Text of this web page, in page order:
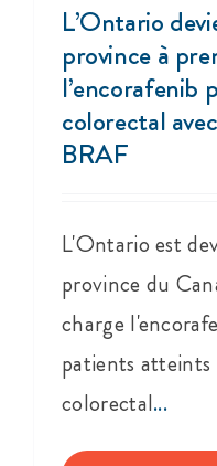
L’Ontario
province à
l’encorafenib
colorectal
BRAF
L'Ontario est
province du
charge
patients
colorectal...